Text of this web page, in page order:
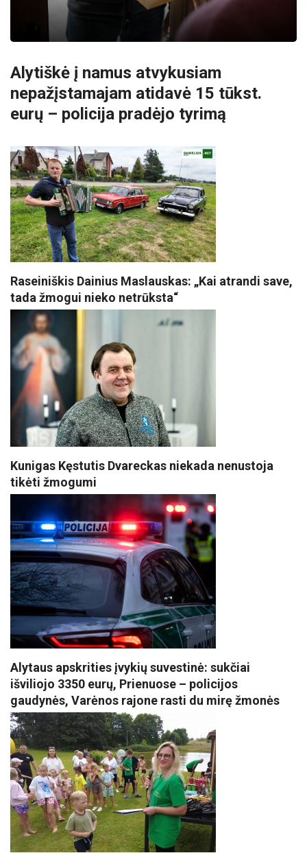
Alytiškė į namus atvykusiam
nepažįstamajam atidavė 15 tūkst.
eurų – policija pradėjo tyrimą
Raseiniškis Dainius Maslauskas: „Kai atrandi save,
tada žmogui nieko netrūksta“
Kunigas Kęstutis Dvareckas niekada nenustoja
tikėti žmogumi
Alytaus apskrities įvykių suvestinė: sukčiai
išviliojo 3350 eurų, Prienuose – policijos
gaudynės, Varėnos rajone rasti du mirę žmonės